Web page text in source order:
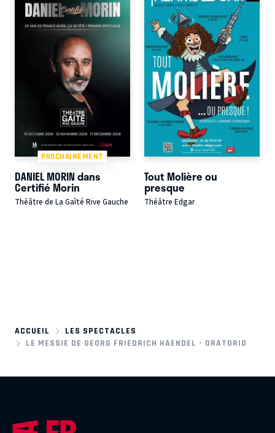
PROCHAINEMENT
DANIEL MORIN dans
Certifié Morin
Théâtre de La Gaîté Rive Gauche
Tout Molière ou
presque
Théâtre Edgar
ACCUEIL
LES SPECTACLES
LE MESSIE DE GEORG FRIEDRICH HAENDEL - ORATORIO